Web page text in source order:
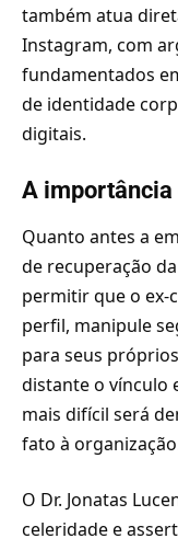
também atua
Instagram, com
fundamentados
de identidade
digitais.
A
Quanto antes a
de recuperação
permitir que o ex-
perfil, manipule
para seus
distante o vínculo
mais difícil será
fato à
O Dr. Jonatas
celeridade e